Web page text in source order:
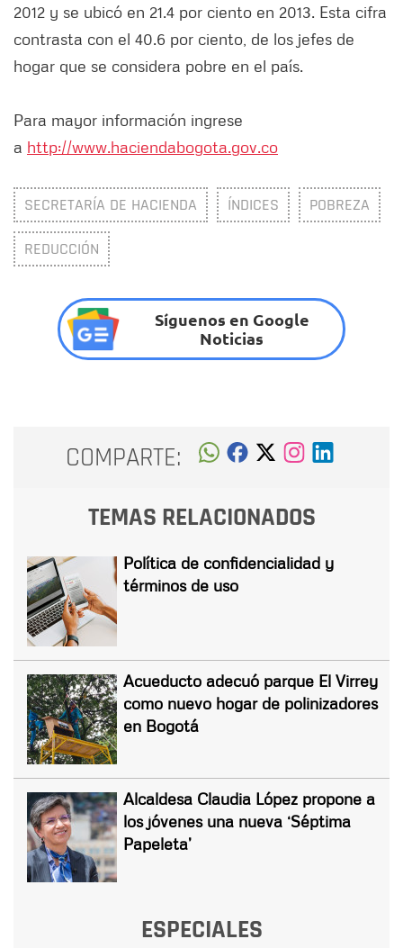
2012 y se ubicó en 21.4 por ciento en 2013. Esta cifra
contrasta con el 40.6 por ciento, de los jefes de
hogar que se considera pobre en el país.
Para mayor información ingrese
a http://www.haciendabogota.gov.co
SECRETARÍA DE HACIENDA ÍNDICES POBREZA
REDUCCIÓN
Síguenos en Google
Noticias
COMPARTE:
TEMAS RELACIONADOS
Política de confidencialidad y
términos de uso
Acueducto adecuó parque El Virrey
como nuevo hogar de polinizadores
en Bogotá
Alcaldesa Claudia López propone a
los jóvenes una nueva ‘Séptima
Papeleta’
ESPECIALES